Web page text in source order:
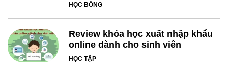
HỌC BỔNG
Review khóa học xuất nhập khẩu
online dành cho sinh viên
HỌC TẬP